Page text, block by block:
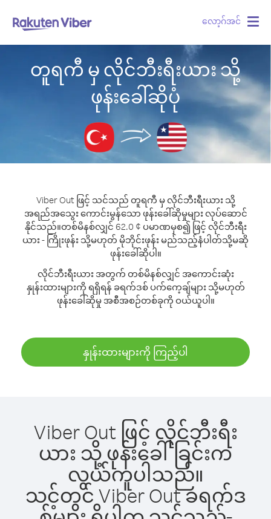
လော့ဂ်အင်
တူရကီ မှ လိုင်ဘီးရီးယား သို့
ဖုန်းခေါ်ဆိုပုံ
Viber Out ဖြင့် သင်သည် တူရကီ မှ လိုင်ဘီးရီးယား သို့
အရည်အသွေး ကောင်းမွန်သော ဖုန်းခေါ်ဆိုမှုများ လုပ်ဆောင်
နိုင်သည်။တစ်မိနစ်လျှင် 62.0 ¢ ပမာဏမှစ၍ ဖြင့် လိုင်ဘီးရီး
ယား - ကြိုးဖုန်း သို့မဟုတ် မိုဘိုင်းဖုန်း မည်သည့်နံပါတ်သို့မဆို
ဖုန်းခေါ်ဆိုပါ။
လိုင်ဘီးရီးယား အတွက် တစ်မိနစ်လျှင် အကောင်းဆုံး
နှုန်းထားများကို ရရှိရန် ခရက်ဒစ် ပက်ကေ့ချ်များ သို့မဟုတ်
ဖုန်းခေါ်ဆိုမှု အစီအစဉ်တစ်ခုကို ဝယ်ယူပါ။
နှုန်းထားများကို ကြည့်ပါ
Viber Out ဖြင့် လိုင်ဘီးရီး
ယား သို့ ဖုန်းခေါ်ခြင်းက
လွယ်ကူပါသည်။
သင့်တွင် Viber Out ခရက်ဒ